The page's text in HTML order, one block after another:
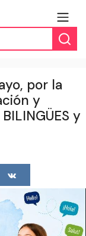
por la
y
y